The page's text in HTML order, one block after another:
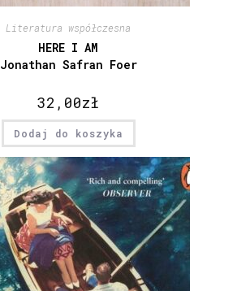
Literatura współczesna
HERE I AM
Jonathan Safran Foer
32,00zł
Dodaj do koszyka